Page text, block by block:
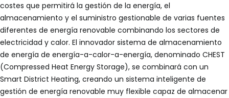
costes que permitirá la gestión de la energía, el
almacenamiento y el suministro gestionable de varias fuentes
diferentes de energía renovable combinando los sectores de
electricidad y calor. El innovador sistema de almacenamiento
de energía de energía-a-calor-a-energía, denominado CHEST
(Compressed Heat Energy Storage), se combinará con un
Smart District Heating, creando un sistema inteligente de
gestión de energía renovable muy flexible capaz de almacenar